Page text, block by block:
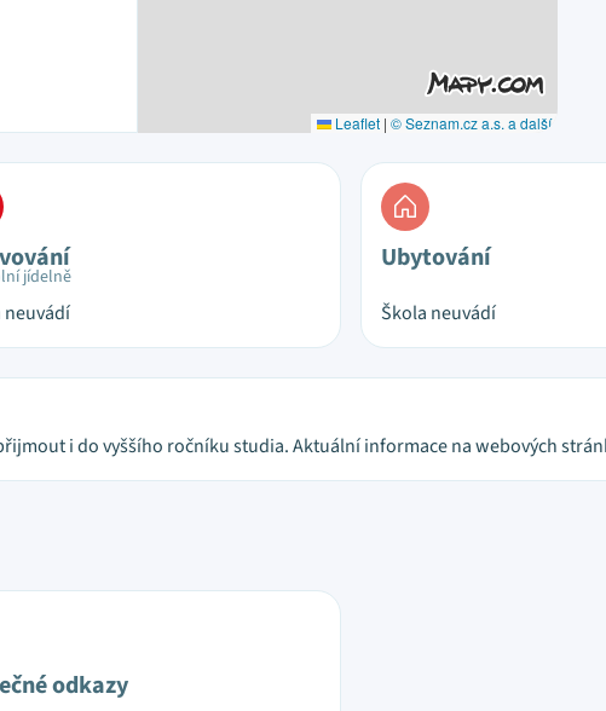
Leaflet | © Seznam.cz a.s. a další
jídelně
neuvádí
Ubytování
Škola neuvádí
i do vyššího ročníku studia. Aktuální informace na webových
odkazy